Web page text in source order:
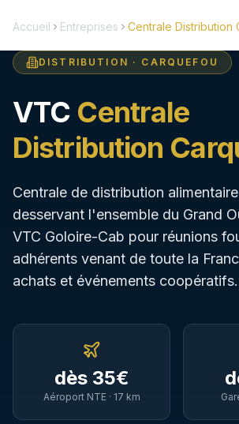
Accueil
Destinations
Gare SNCF Nantes
Puy du Fou
Accueil Entreprises Centrale Distribution
DISTRIBUTION · CARQUEFOU
VTC Centrale
Distribution
Centrale de distribution
desservant l'ensemble du Grand
VTC Goloire-Cab pour réunions
adhérents venant de toute la
achats et événements coopératifs.
dès 35€
Aéroport NTE · 17 km